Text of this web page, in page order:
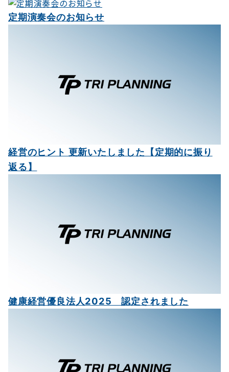
ー
シ
定期演奏会のお知らせ
経営のヒント 更新いたしました【定期的に振り
返る】
健康経営優良法人2025 認定されました